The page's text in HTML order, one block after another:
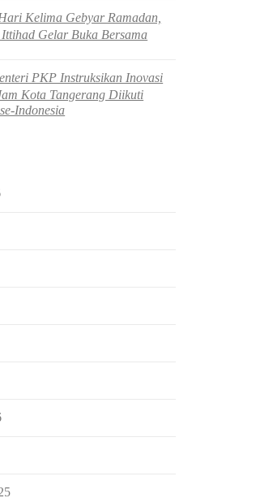
Kelima Gebyar Ramadan,
Gelar Buka Bersama
PKP Instruksikan Inovasi
Kota Tangerang Diikuti
Indonesia